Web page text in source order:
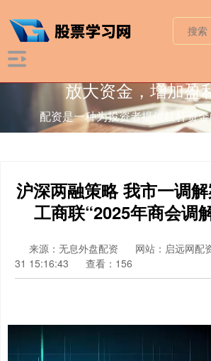
放大资金，增加盈
配资是一种为投资者提供杠杆资
沪深两融策略 我市一调
工商联“2025年商会调
来源：无息外盘配资 网站：启远网配
31 15:16:43
查看：156